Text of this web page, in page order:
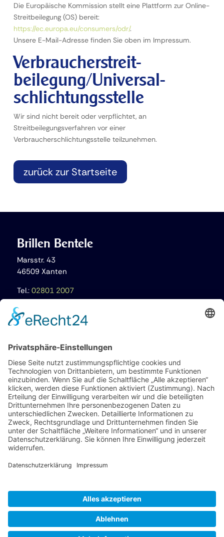
Die Europäische Kommission stellt eine Plattform zur Online-
Streitbeilegung (OS) bereit:
https://ec.europa.eu/consumers/odr/.
Unsere E-Mail-Adresse finden Sie oben im Impressum.
Verbraucher­streit­
beilegung/Universal­
schlichtungs­stelle
Wir sind nicht bereit oder verpflichtet, an
Streitbeilegungsverfahren vor einer
Verbraucherschlichtungsstelle teilzunehmen.
zurück zur Startseite
Brillen Bentele
Marsstr. 43
46509 Xanten
Tel.: 02801 2007
info@brillen-bentele.de
Mo-Di: 09.00 – 13.00 Uhr
14.30 – 18.30 Uhr
Do-Fr: 09.00 – 13.00 Uhr
14.30 – 18.30 Uhr
Sa: 09.00 – 13.00 Uhr
Mittwochs geschlossen